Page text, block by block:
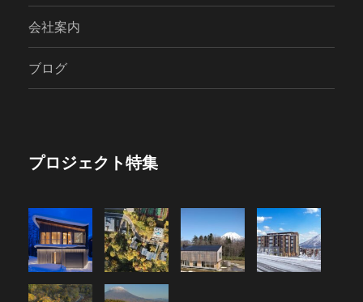
会社案内
ブログ
プロジェクト特集